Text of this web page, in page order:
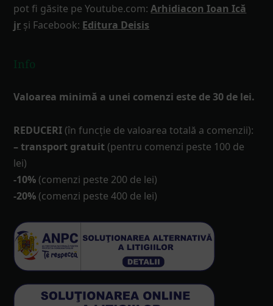
pot fi găsite pe Youtube.com:Arhidiacon Ioan Ică
jr și Facebook: Editura Deisis
Info
Valoarea minimă a unei comenzi este de 30 de lei.
REDUCERI (în funcţie de valoarea totală a comenzii):
– transport gratuit (pentru comenzi peste 100 de
lei)
-10% (comenzi peste 200 de lei)
-20% (comenzi peste 400 de lei)